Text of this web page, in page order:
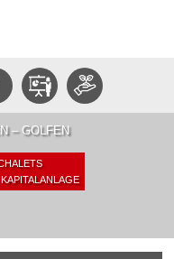
– GOLFEN